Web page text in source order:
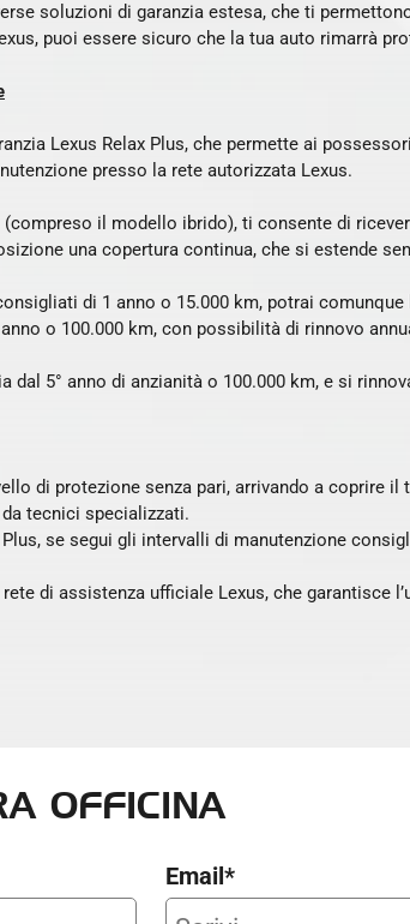
soluzioni di garanzia estesa, che ti
puoi essere sicuro che la tua auto rimarrà
Lexus Relax Plus, che permette ai
presso la rete autorizzata Lexus.
il modello ibrido), ti consente di
una copertura continua, che si estende
di 1 anno o 15.000 km, potrai
o 100.000 km, con possibilità di rinnovo
5° anno di anzianità o 100.000 km, e si
di protezione senza pari, arrivando a coprire
tecnici specializzati.
se segui gli intervalli di manutenzione
di assistenza ufficiale Lexus, che
OFFICINA
Email*